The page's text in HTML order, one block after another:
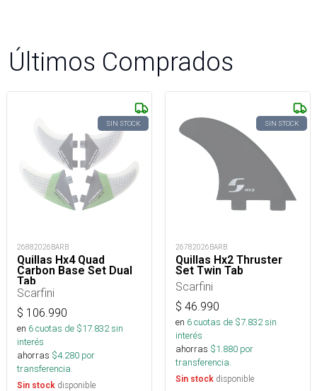
Últimos Comprados
SIN STOCK
26882026BARB
Quillas Hx4 Quad
Carbon Base Set Dual
Tab
Scarfini
$ 106.990
en 6cuotas de $17.832sin
interés
ahorras $4.280 por
transferencia.
Sin stock disponible
SIN STOCK
26782026BARB
Quillas Hx2 Thruster
Set Twin Tab
Scarfini
$ 46.990
en 6cuotas de $7.832sin
interés
ahorras $1.880 por
transferencia.
Sin stock disponible